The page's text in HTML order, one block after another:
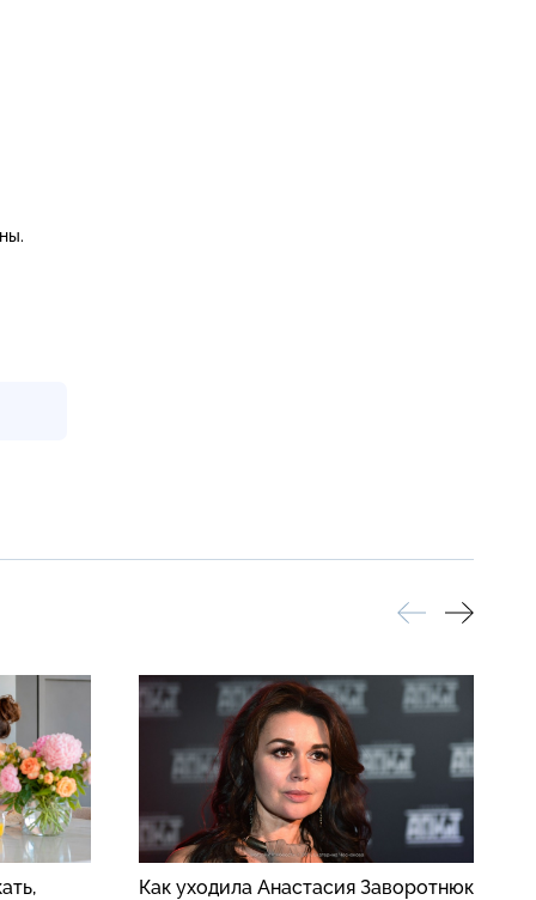
Как уходила Анастасия Заворотнюк